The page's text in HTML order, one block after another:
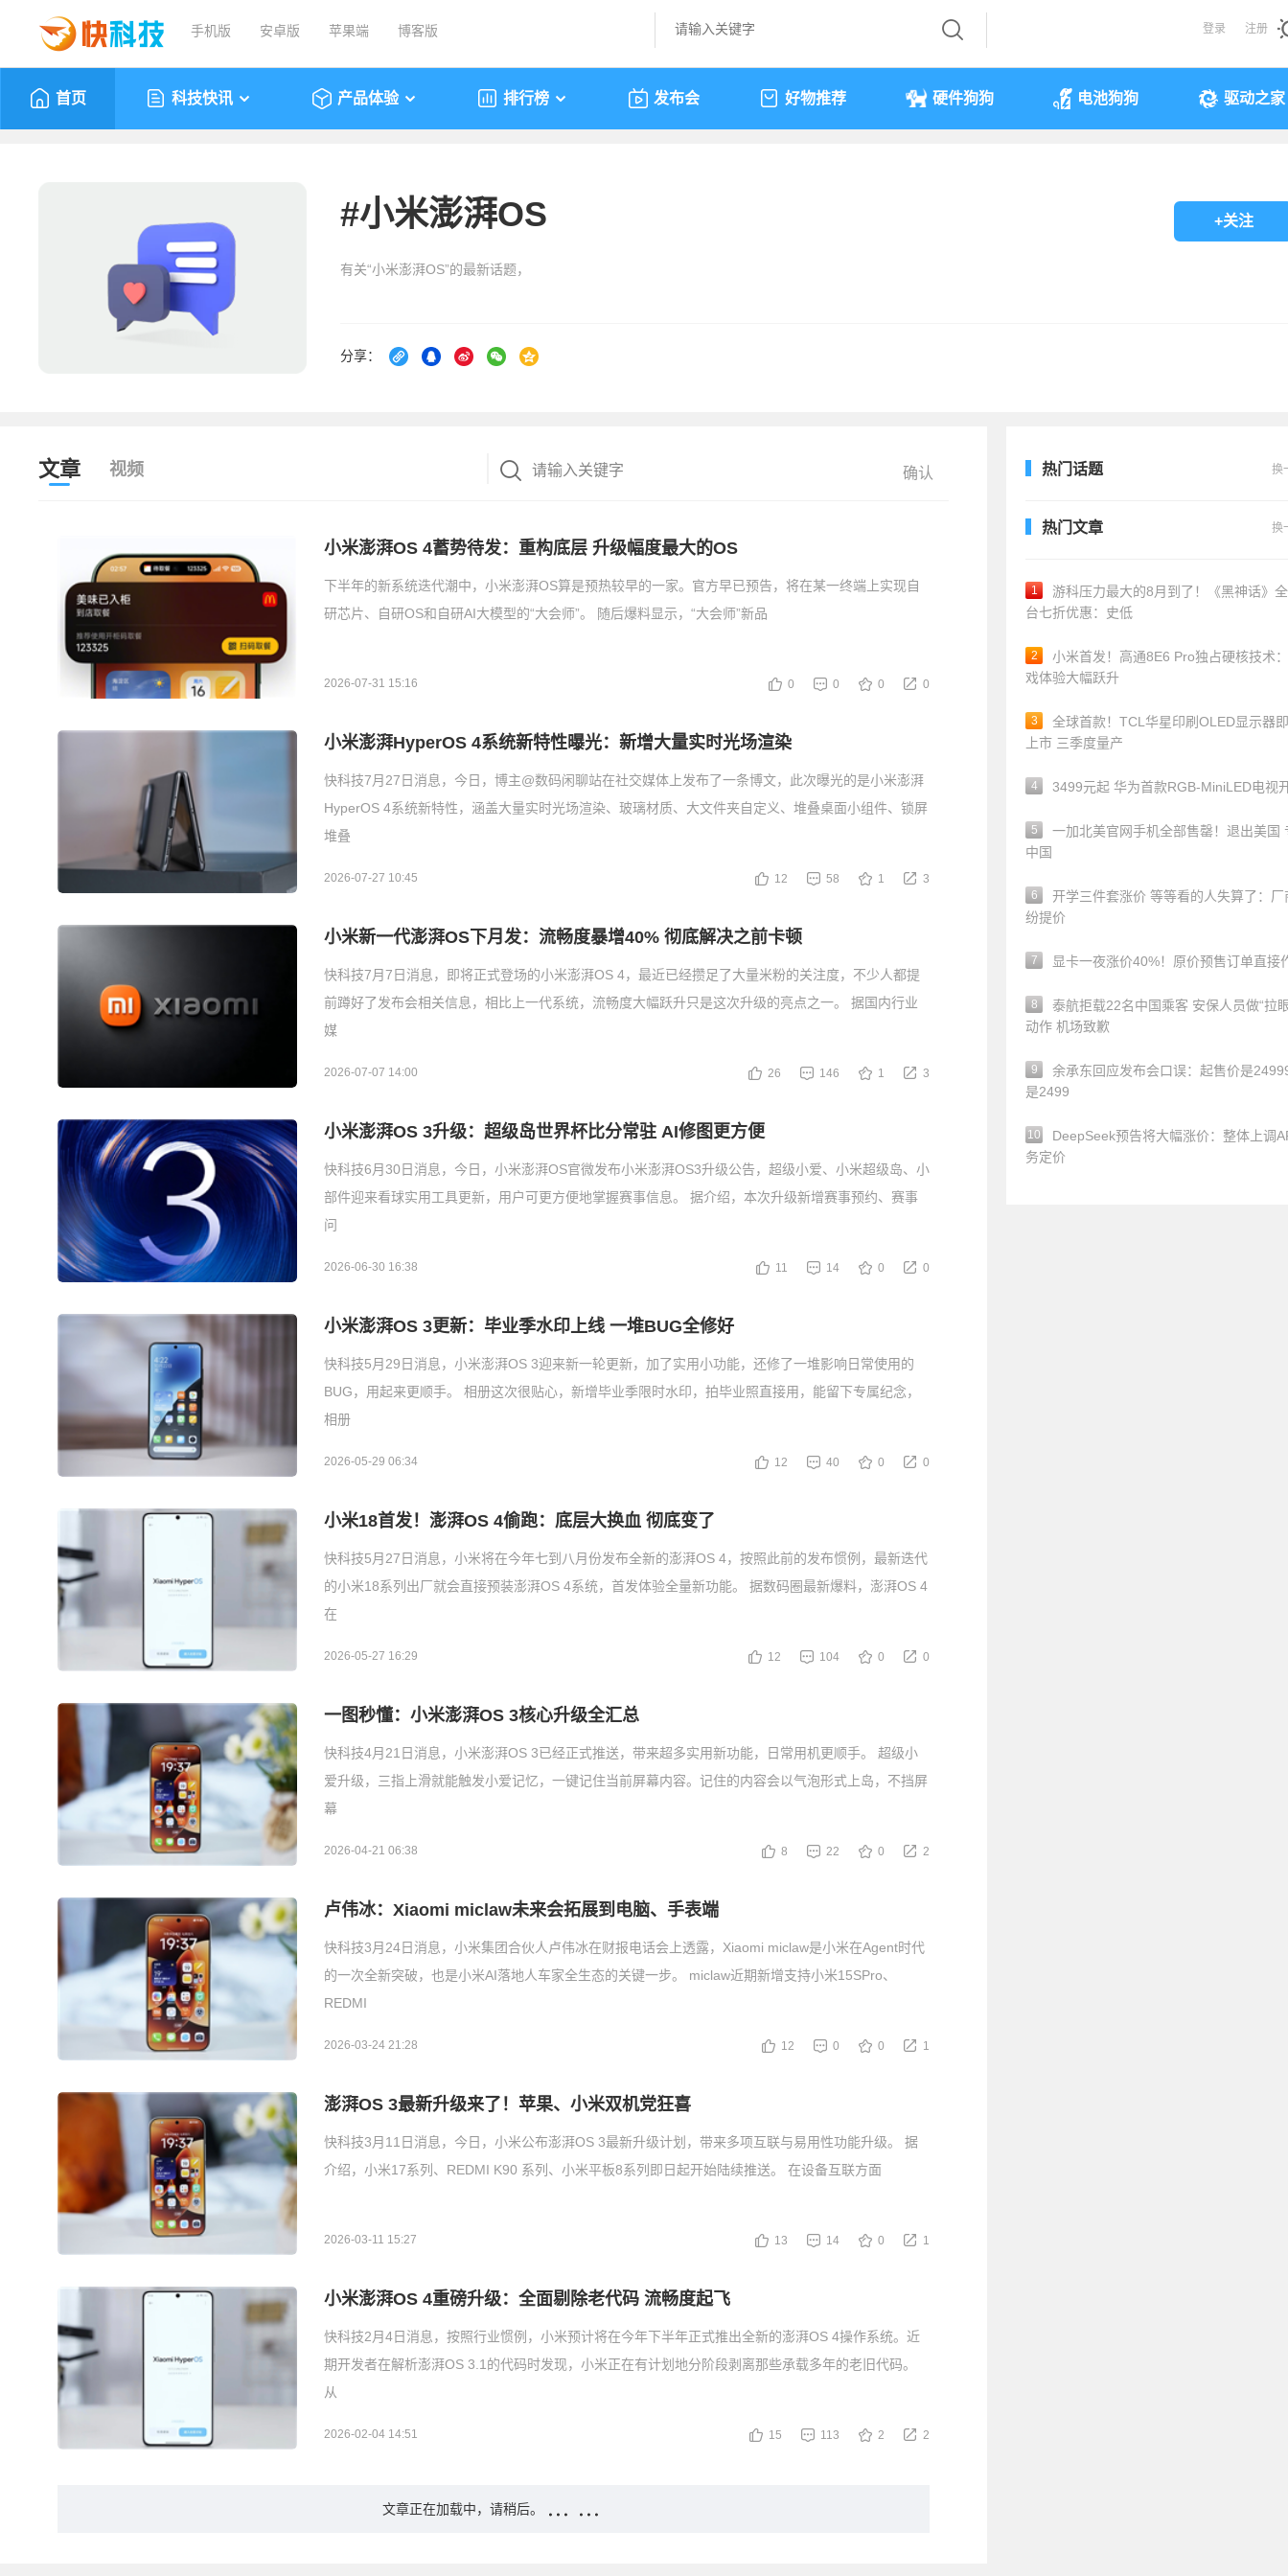
手机版 安卓版 苹果端 博客版 登录 注册
首页 科技快讯 产品体验 排行榜 发布会 好物推荐 硬件狗狗 电池狗狗 驱动之家
#小米澎湃OS
有关“小米澎湃OS”的最新话题，
分享：
+关注
文章 视频
小米澎湃OS 4蓄势待发：重构底层 升级幅度最大的OS
下半年的新系统迭代潮中，小米澎湃OS算是预热较早的一家。官方早已预告，将在某一终端上实现自
研芯片、自研OS和自研AI大模型的“大会师”。 随后爆料显示，“大会师”新品
2026-07-31 15:16 0 0 0 0
小米澎湃HyperOS 4系统新特性曝光：新增大量实时光场渲染
快科技7月27日消息，今日，博主@数码闲聊站在社交媒体上发布了一条博文，此次曝光的是小米澎湃
HyperOS 4系统新特性，涵盖大量实时光场渲染、玻璃材质、大文件夹自定义、堆叠桌面小组件、锁屏
堆叠
2026-07-27 10:45 12 58 1 3
小米新一代澎湃OS下月发：流畅度暴增40% 彻底解决之前卡顿
快科技7月7日消息，即将正式登场的小米澎湃OS 4，最近已经攒足了大量米粉的关注度，不少人都提
前蹲好了发布会相关信息，相比上一代系统，流畅度大幅跃升只是这次升级的亮点之一。 据国内行业
媒
2026-07-07 14:00 26 146 1 3
小米澎湃OS 3升级：超级岛世界杯比分常驻 AI修图更方便
快科技6月30日消息，今日，小米澎湃OS官微发布小米澎湃OS3升级公告，超级小爱、小米超级岛、小
部件迎来看球实用工具更新，用户可更方便地掌握赛事信息。 据介绍，本次升级新增赛事预约、赛事
问
2026-06-30 16:38 11 14 0 0
小米澎湃OS 3更新：毕业季水印上线 一堆BUG全修好
快科技5月29日消息，小米澎湃OS 3迎来新一轮更新，加了实用小功能，还修了一堆影响日常使用的
BUG，用起来更顺手。 相册这次很贴心，新增毕业季限时水印，拍毕业照直接用，能留下专属纪念，
相册
2026-05-29 06:34 12 40 0 0
小米18首发！澎湃OS 4偷跑：底层大换血 彻底变了
快科技5月27日消息，小米将在今年七到八月份发布全新的澎湃OS 4，按照此前的发布惯例，最新迭代
的小米18系列出厂就会直接预装澎湃OS 4系统，首发体验全量新功能。 据数码圈最新爆料，澎湃OS 4
在
2026-05-27 16:29 12 104 0 0
一图秒懂：小米澎湃OS 3核心升级全汇总
快科技4月21日消息，小米澎湃OS 3已经正式推送，带来超多实用新功能，日常用机更顺手。 超级小
爱升级，三指上滑就能触发小爱记忆，一键记住当前屏幕内容。记住的内容会以气泡形式上岛，不挡屏
幕
2026-04-21 06:38 8 22 0 2
卢伟冰：Xiaomi miclaw未来会拓展到电脑、手表端
快科技3月24日消息，小米集团合伙人卢伟冰在财报电话会上透露，Xiaomi miclaw是小米在Agent时代
的一次全新突破，也是小米AI落地人车家全生态的关键一步。 miclaw近期新增支持小米15SPro、
REDMI
2026-03-24 21:28 12 0 0 1
澎湃OS 3最新升级来了！苹果、小米双机党狂喜
快科技3月11日消息，今日，小米公布澎湃OS 3最新升级计划，带来多项互联与易用性功能升级。 据
介绍，小米17系列、REDMI K90 系列、小米平板8系列即日起开始陆续推送。 在设备互联方面
2026-03-11 15:27 13 14 0 1
小米澎湃OS 4重磅升级：全面剔除老代码 流畅度起飞
快科技2月4日消息，按照行业惯例，小米预计将在今年下半年正式推出全新的澎湃OS 4操作系统。近
期开发者在解析澎湃OS 3.1的代码时发现，小米正在有计划地分阶段剥离那些承载多年的老旧代码。
从
2026-02-04 14:51 15 113 2 2
文章正在加载中，请稍后。
热门话题 换
热门文章 换
1
游科压力最大的8月到了！《黑神话》
台七折优惠：史低
2
小米首发！高通8E6 Pro独占硬核技术
戏体验大幅跃升
3
全球首款！TCL华星印刷OLED显示器
上市 三季度量产
4 3499元起 华为首款RGB-MiniLED电视
5
一加北美官网手机全部售罄！退出美国
中国
6
开学三件套涨价 等等看的人失算了：厂
纷提价
7 显卡一夜涨价40%！原价预售订单直接
8
泰航拒载22名中国乘客 安保人员做“拉
动作 机场致歉
9
余承东回应发布会口误：起售价是
是2499
10
DeepSeek预告将大幅涨价：整体上调
务定价